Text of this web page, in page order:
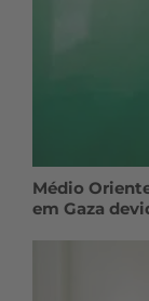
Médio
em Gaza